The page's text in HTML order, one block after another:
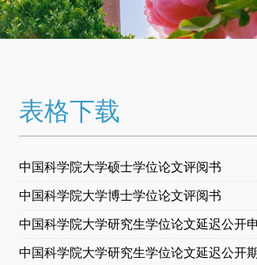
表格下载
中国科学院大学硕士学位论文评阅书
中国科学院大学博士学位论文评阅书
中国科学院大学研究生学位论文延迟公开
中国科学院大学研究生学位论文延迟公开